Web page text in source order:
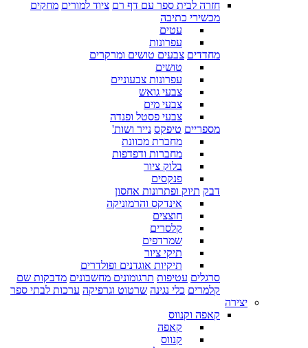
חזרה לבית ספר עם דף רם ציוד למורים מחקים
מכשירי כתיבה
עטים
עפרונות
מחדדים צבעים טושים ומרקרים
טושים
עפרונות צבעוניים
צבעי גואש
צבעי מים
צבעי פסטל ופנדה
מספריים טיפקס נייר ושות'
מחברת מכוונת
מחברות ודפדפות
בלוק ציור
פנקסים
דבק תיוק ופתרונות אחסון
אינדקס והרמוניקה
חוצצים
קלסרים
שמרדפים
תיקי ציור
תיקיות אוגדנים ופולדרים
סרגלים עטיפות תרגומונים מחשבונים מדבקות שם
קלמרים כלי נגינה שרטוט וגרפיקה ערכות לבתי ספר
יצירה
קאפה וקנווס
קאפה
קנווס